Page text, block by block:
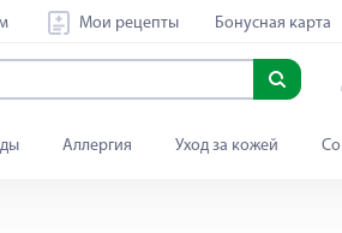
Мои рецепты Бонусная карта
Аллергия Уход за кожей